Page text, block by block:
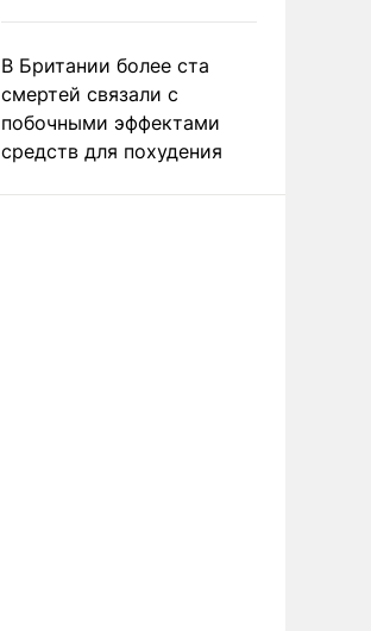
В Британии более ста
смертей связали с
побочными эффектами
средств для похудения